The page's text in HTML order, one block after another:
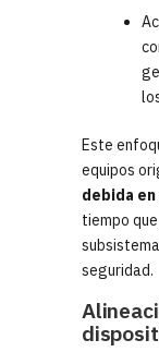
Este
equipos
debida
tiempo
seguridad.